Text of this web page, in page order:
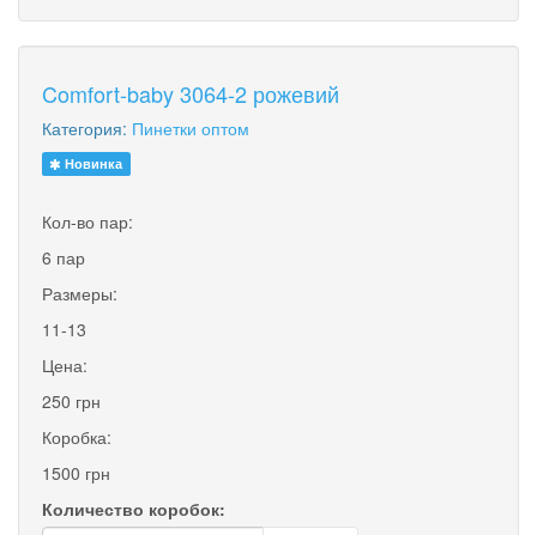
Comfort-baby 3064-2 рожевий
Категория: Пинетки оптом
Новинка
Кол-во пар:
6 пар
Размеры:
11-13
Цена:
250 грн
Коробка:
1500 грн
Количество коробок: